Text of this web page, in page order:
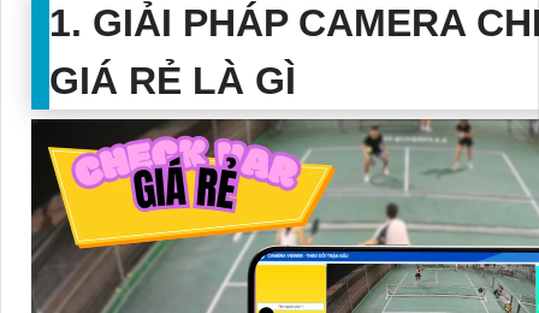
1. GIẢI PHÁP CAMERA
GIÁ RẺ LÀ GÌ